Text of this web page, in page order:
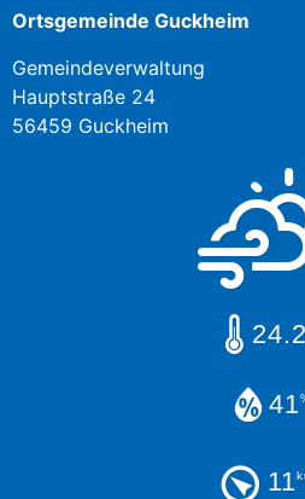
Ortsgemeinde Guckheim
Gemeindeverwaltung
Hauptstraße 24
56459 Guckheim
24.2
41
11